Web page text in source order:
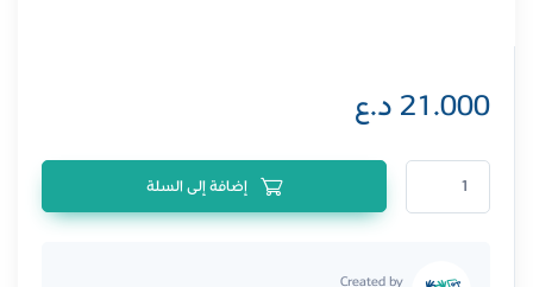
21.000 د.ع
كمية سيروم نيوويل بريبيوتيك 50 مل
Created by